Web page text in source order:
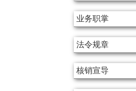
业务职掌
法令规章
核销宣导